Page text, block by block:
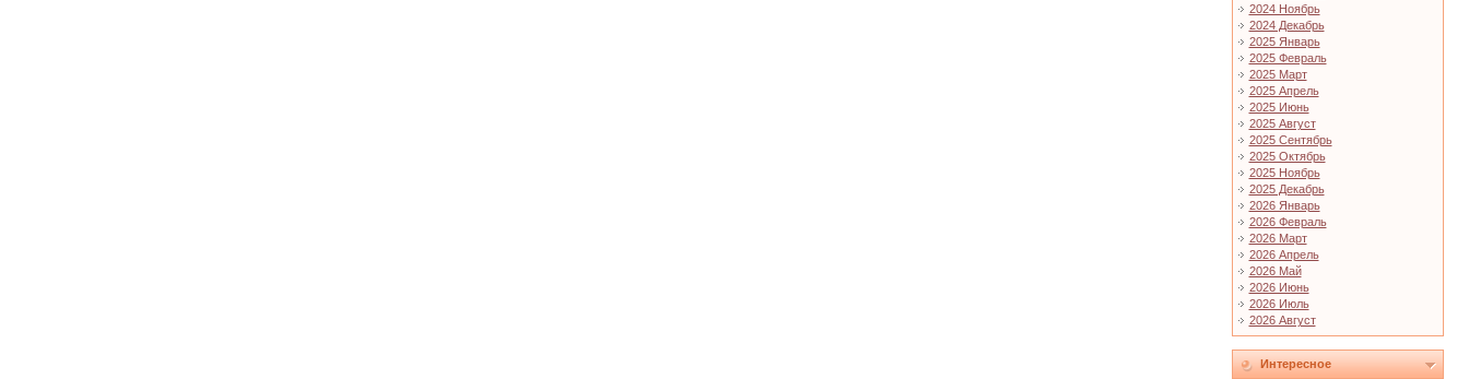
2024 Ноябрь
2024 Декабрь
2025 Январь
2025 Февраль
2025 Март
2025 Апрель
2025 Июнь
2025 Август
2025 Сентябрь
2025 Октябрь
2025 Ноябрь
2025 Декабрь
2026 Январь
2026 Февраль
2026 Март
2026 Апрель
2026 Май
2026 Июнь
2026 Июль
2026 Август
Интересное